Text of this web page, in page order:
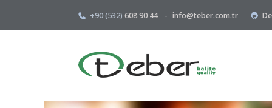
+90 (532) 608 90 44 - info@teber.com.tr